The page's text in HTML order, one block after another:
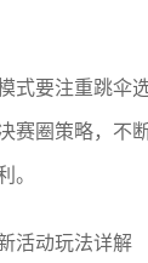
式要注重跳伞
赛圈策略，不
。
活动玩法详解